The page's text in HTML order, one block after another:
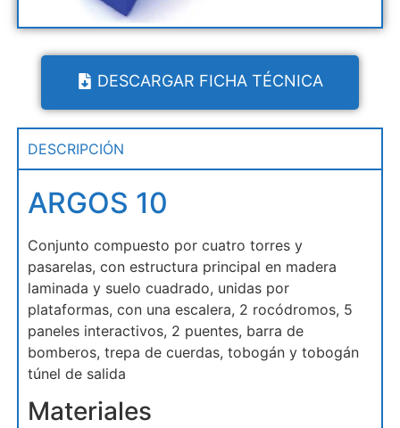
DESCARGAR FICHA TÉCNICA
DESCRIPCIÓN
ARGOS 10
Conjunto compuesto por cuatro torres y
pasarelas, con estructura principal en madera
laminada y suelo cuadrado, unidas por
plataformas, con una escalera, 2 rocódromos, 5
paneles interactivos, 2 puentes, barra de
bomberos, trepa de cuerdas, tobogán y tobogán
túnel de salida
Materiales